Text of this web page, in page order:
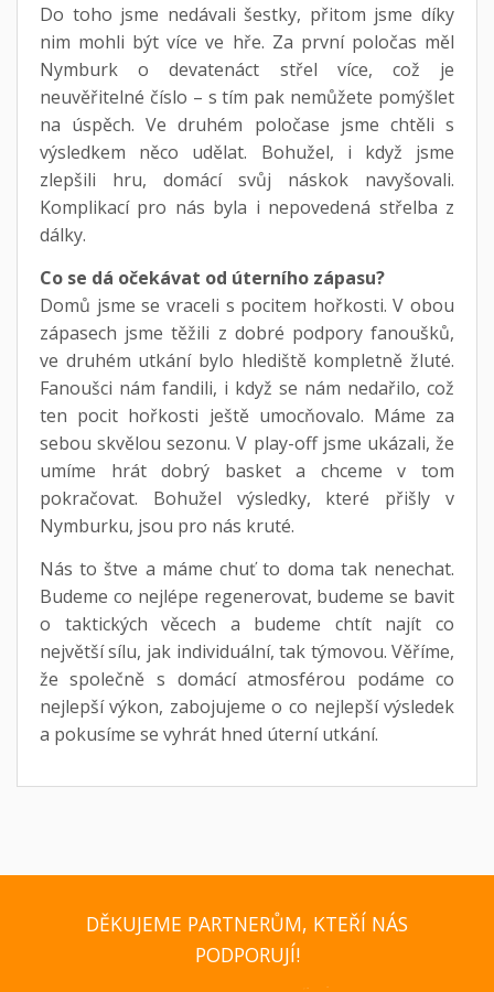
Do toho jsme nedávali šestky, přitom jsme díky
nim mohli být více ve hře. Za první poločas měl
Nymburk o devatenáct střel více, což je
neuvěřitelné číslo – s tím pak nemůžete pomýšlet
na úspěch. Ve druhém poločase jsme chtěli s
výsledkem něco udělat. Bohužel, i když jsme
zlepšili hru, domácí svůj náskok navyšovali.
Komplikací pro nás byla i nepovedená střelba z
dálky.
Co se dá očekávat od úterního zápasu?
Domů jsme se vraceli s pocitem hořkosti. V obou
zápasech jsme těžili z dobré podpory fanoušků,
ve druhém utkání bylo hlediště kompletně žluté.
Fanoušci nám fandili, i když se nám nedařilo, což
ten pocit hořkosti ještě umocňovalo. Máme za
sebou skvělou sezonu. V play-off jsme ukázali, že
umíme hrát dobrý basket a chceme v tom
pokračovat. Bohužel výsledky, které přišly v
Nymburku, jsou pro nás kruté.
Nás to štve a máme chuť to doma tak nenechat.
Budeme co nejlépe regenerovat, budeme se bavit
o taktických věcech a budeme chtít najít co
největší sílu, jak individuální, tak týmovou. Věříme,
že společně s domácí atmosférou podáme co
nejlepší výkon, zabojujeme o co nejlepší výsledek
a pokusíme se vyhrát hned úterní utkání.
DĚKUJEME PARTNERŮM, KTEŘÍ NÁS
PODPORUJÍ!